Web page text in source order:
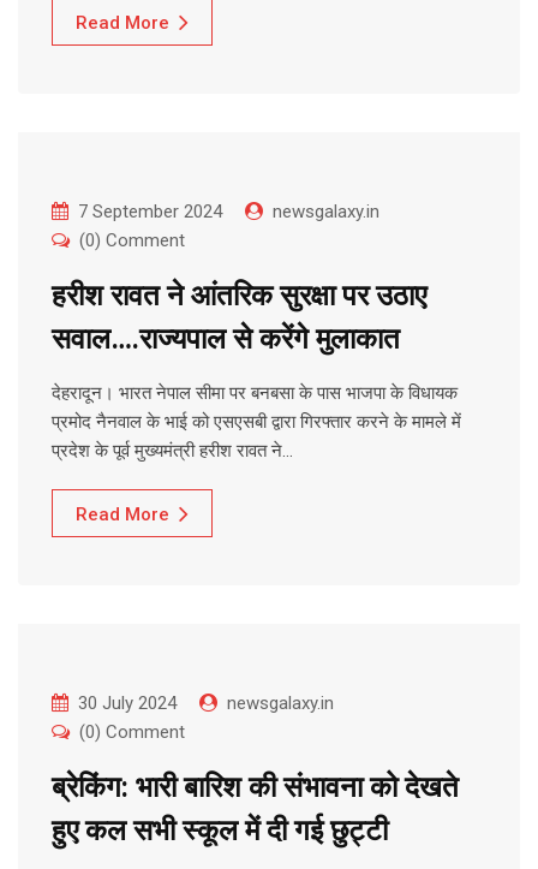
Read More
7 September 2024
newsgalaxy.in
(0) Comment
हरीश रावत ने आंतरिक सुरक्षा पर उठाए
सवाल….राज्यपाल से करेंगे मुलाकात
देहरादून। भारत नेपाल सीमा पर बनबसा के पास भाजपा के विधायक
प्रमोद नैनवाल के भाई को एसएसबी द्वारा गिरफ्तार करने के मामले में
प्रदेश के पूर्व मुख्यमंत्री हरीश रावत ने…
Read More
30 July 2024
newsgalaxy.in
(0) Comment
ब्रेकिंग: भारी बारिश की संभावना को देखते
हुए कल सभी स्कूल में दी गई छुट्टी